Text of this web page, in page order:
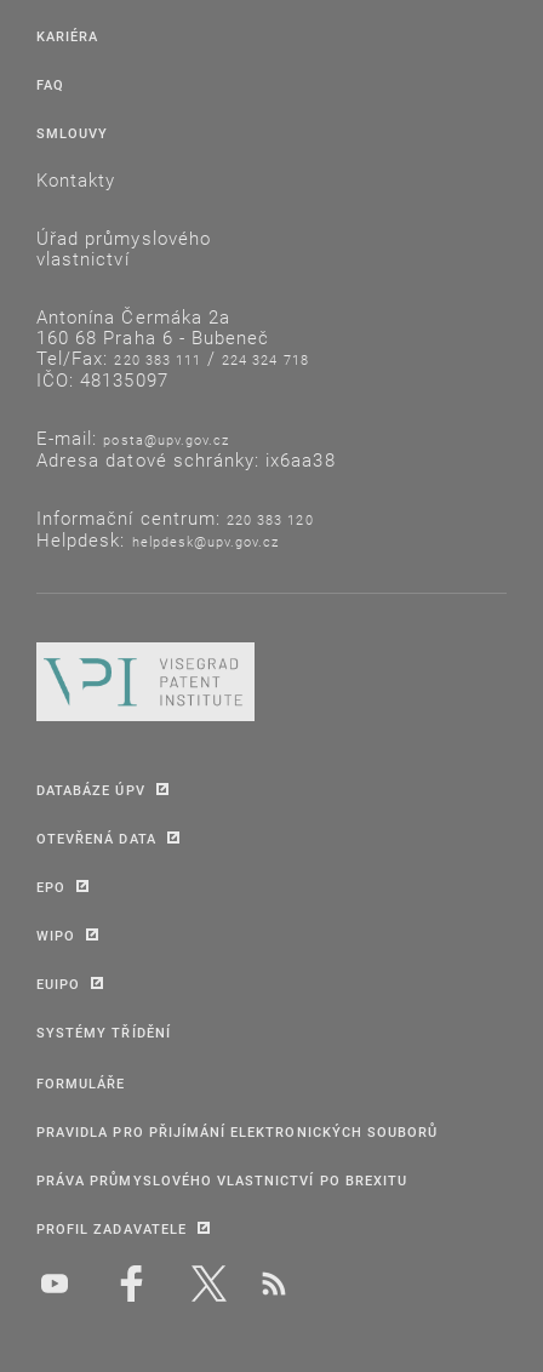
KARIÉRA
FAQ
SMLOUVY
Kontakty
Úřad průmyslového
vlastnictví
Antonína Čermáka 2a
160 68 Praha 6 - Bubeneč
Tel/Fax:220 383 111 /224 324 718
IČO: 48135097
E-mail: posta@upv.gov.cz
Adresa datové schránky: ix6aa38
Informační centrum: 220 383 120
Helpdesk: helpdesk@upv.gov.cz
DATABÁZE ÚPV
OTEVŘENÁ DATA
EPO
WIPO
EUIPO
SYSTÉMY TŘÍDĚNÍ
FORMULÁŘE
PRAVIDLA PRO PŘIJÍMÁNÍ ELEKTRONICKÝCH SOUBORŮ
PRÁVA PRŮMYSLOVÉHO VLASTNICTVÍ PO BREXITU
PROFIL ZADAVATELE